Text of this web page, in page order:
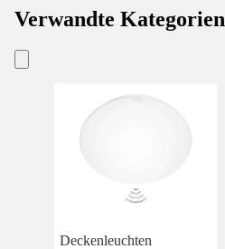
Verwandte Kategorien
Deckenleuchten